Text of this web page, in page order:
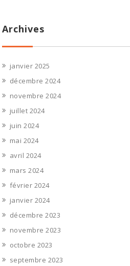
Archives
janvier 2025
décembre 2024
novembre 2024
juillet 2024
juin 2024
mai 2024
avril 2024
mars 2024
février 2024
janvier 2024
décembre 2023
novembre 2023
octobre 2023
septembre 2023